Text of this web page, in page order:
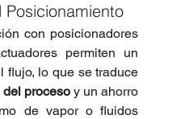
con posicionadores
permiten un
flujo, lo que se traduce
proceso y un ahorro
de vapor o fluidos